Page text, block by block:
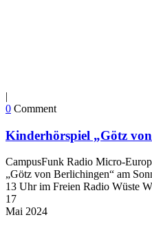
|
0 Comment
Kinderhörspiel „Götz
CampusFunk Radio Micro-
„Götz von Berlichingen“ am
13 Uhr im Freien Radio Wüste
17
Mai 2024